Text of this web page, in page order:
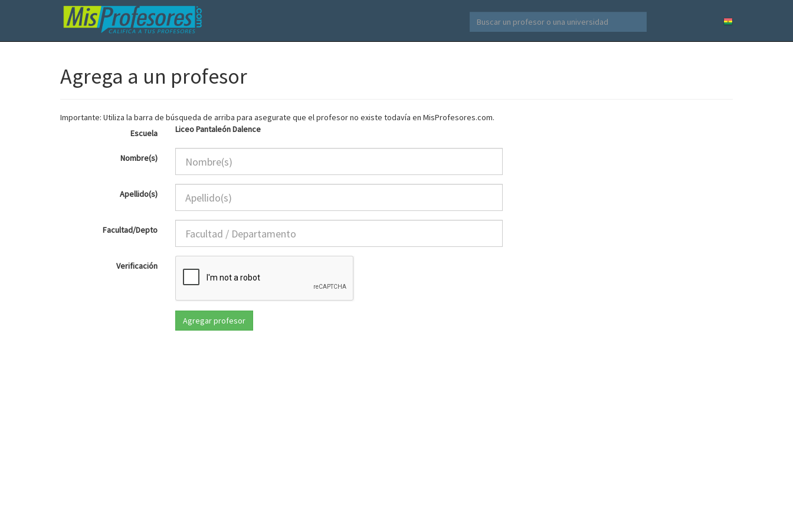
Agrega a un profesor
Importante: Utiliza la barra de búsqueda de arriba para asegurate que el profesor no existe todavía en MisProfesores.com.
Escuela
Liceo Pantaleón Dalence
Nombre(s)
Apellido(s)
Facultad/Depto
Verificación